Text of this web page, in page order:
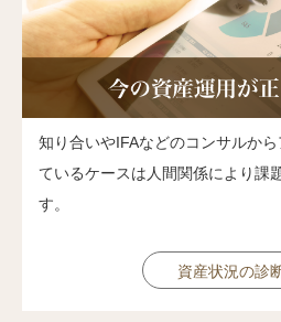
知り合いやIFAなどのコンサルか
ているケースは人間関係により課
す。
資産状況の診